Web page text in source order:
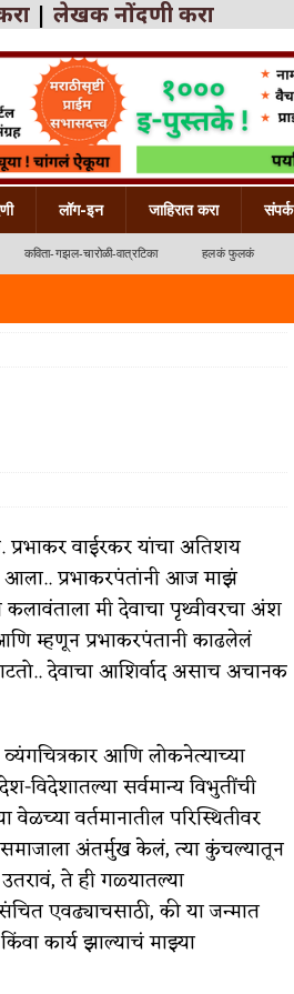
| लेखक नोंदणी करा
लॉग-इन जाहिरात करा संपर्क
कविता-गझल-चारोळी-वात्रटिका हलकं फुलकं
प्रभाकर वाईरकर यांचा अतिशय
प्रभाकरपंतांनी आज माझं
कलावंताला मी देवाचा पृथ्वीवरचा अंश
म्हणून प्रभाकरपंतानी काढलेलं
देवाचा आशिर्वाद असाच अचानक
आणि लोकनेत्याच्या
विदेशातल्या सर्वमान्य विभुतींची
वेळच्या वर्तमानातील परिस्थितीवर
अंतर्मुख केलं, त्या कुंचल्यातून
ते ही गळ्यातल्या
एवढ्याचसाठी, की या जन्मात
कार्य झाल्याचं माझ्या